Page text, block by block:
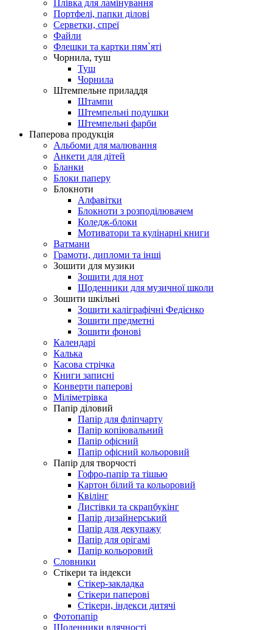
Плівка для ламінування
Портфелі, папки ділові
Серветки, спреї
Файли
Флешки та картки пям`яті
Чорнила, туш
Туш
Чорнила
Штемпельне приладдя
Штампи
Штемпельні подушки
Штемпельні фарби
Паперова продукцiя
Альбоми для малювання
Анкети для дiтей
Бланки
Блоки паперу
Блокноти
Алфавітки
Блокноти з розподілювачем
Коледж-блоки
Мотиватори та кулінарні книги
Ватмани
Грамоти, дипломи та інші
Зошити для музики
Зошити для нот
Щоденники для музичної школи
Зошити шкільні
Зошити каліграфічні Федієнко
Зошити предметні
Зошити фонові
Календарі
Калька
Касова стрічка
Книги записні
Конверти паперові
Міліметрівка
Папір діловий
Папір для фліпчарту
Папір копіювальний
Папір офісний
Папір офісний кольоровий
Папір для творчості
Гофро-папір та тішью
Картон білий та кольоровий
Квілінг
Листівки та скрапбукінг
Папір дизайнерський
Папір для декупажу
Папір для орігамі
Папір кольоровий
Словники
Стікери та індекси
Стікер-закладка
Стікери паперові
Стікери, індекси дитячі
Фотопапір
Щоденники вдячності